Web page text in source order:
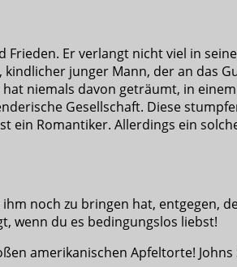
Er verlangt nicht viel in
junger Mann, der an das
niemals davon geträumt, in
Gesellschaft. Diese
ein Romantiker. Allerdings ein
noch zu bringen hat, entgegen,
wenn du es bedingungslos liebst!
amerikanischen Apfeltorte!